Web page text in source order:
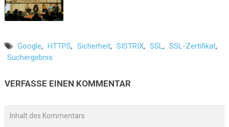
Google, HTTPS, Sicherheit, SISTRIX, SSL, SSL-Zertifikat,
Suchergebnis
VERFASSE EINEN KOMMENTAR